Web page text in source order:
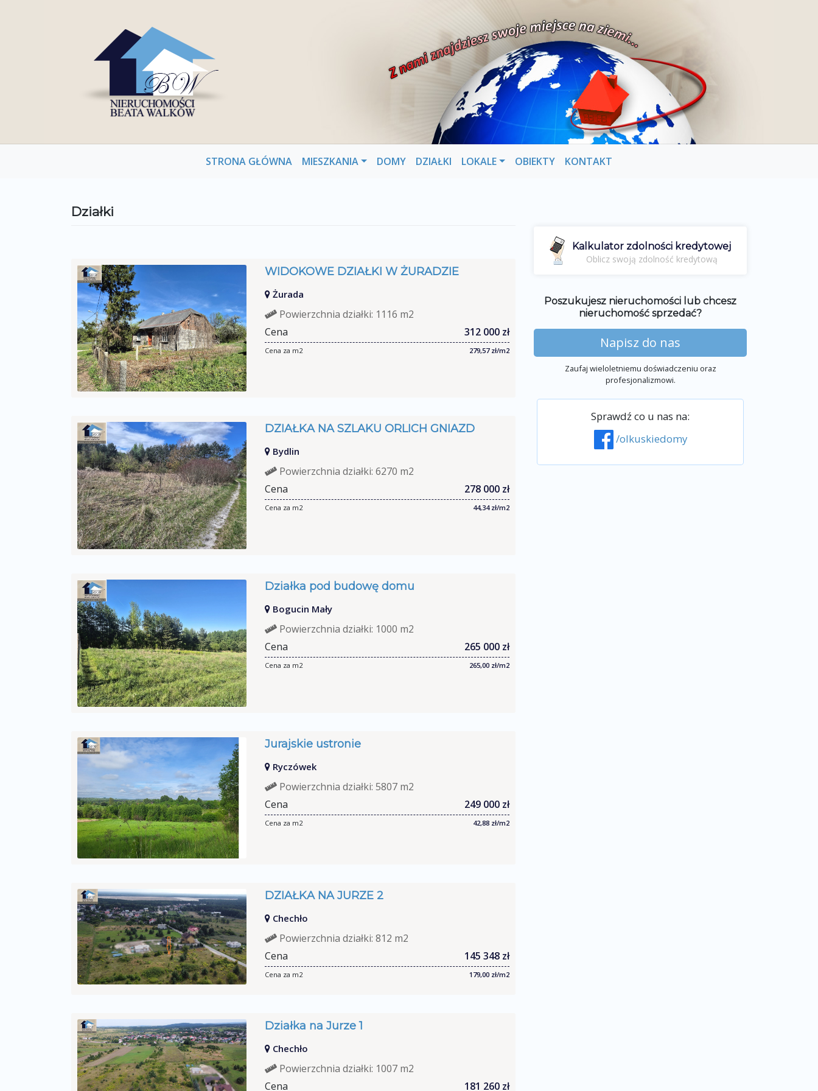
STRONA GŁÓWNA MIESZKANIA DOMY DZIAŁKI LOKALE OBIEKTY KONTAKT
Działki
WIDOKOWE DZIAŁKI W ŻURADZIE
Żurada
Powierzchnia działki: 1116 m2
Cena
312 000 zł
Cena za m2 279,57 zł/m2
DZIAŁKA NA SZLAKU ORLICH GNIAZD
Bydlin
Powierzchnia działki: 6270 m2
Cena
278 000 zł
Cena za m2 44,34 zł/m2
Działka pod budowę domu
Bogucin Mały
Powierzchnia działki: 1000 m2
Cena
265 000 zł
Cena za m2 265,00 zł/m2
Jurajskie ustronie
Ryczówek
Powierzchnia działki: 5807 m2
Cena
249 000 zł
Cena za m2 42,88 zł/m2
DZIAŁKA NA JURZE 2
Chechło
Powierzchnia działki: 812 m2
Cena
145 348 zł
Cena za m2 179,00 zł/m2
Działka na Jurze 1
Chechło
Powierzchnia działki: 1007 m2
Cena
181 260 zł
Kalkulator zdolności kredytowej
Oblicz swoją zdolność kredytową
Poszukujesz nieruchomości lub chcesz
nieruchomość sprzedać?
Napisz do nas
Zaufaj wieloletniemu doświadczeniu oraz
profesjonalizmowi.
Sprawdź co u nas na:
/olkuskiedomy